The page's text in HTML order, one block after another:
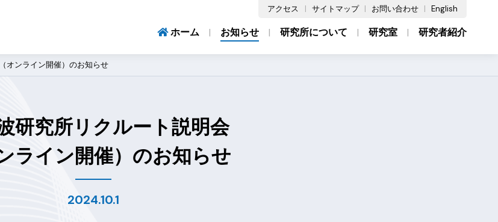
アクセス サイトマップ お問い合わせ English
ホーム お知らせ 研究所について 研究室 研究者紹介
オンライン開催）のお知らせ
研究所リクルート説明会
ンライン開催）のお知らせ
2024.10.1